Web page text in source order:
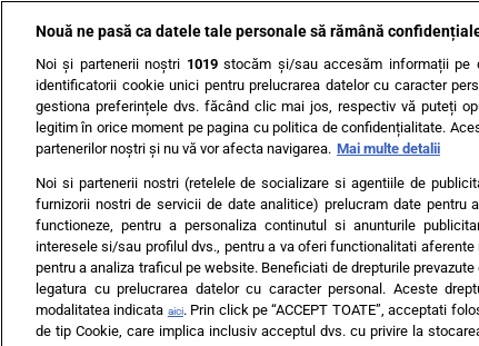
AI UN PONT? Scrie-ne
Echipa editorială
Nouă ne pasă ca datele tale personale să rămână
Noi și partenerii noștri 1019stocăm și/sau accesăm informații pe
identificatorii cookie unici pentru prelucrarea datelor cu caracter
gestiona preferințele dvs. făcând clic mai jos, respectiv vă puteți
legitim în orice moment pe pagina cu politica de confidențialitate.
partenerilor noștri și nu vă vor afecta navigarea. Mai multe detalii
Noi si partenerii nostri (retelele de socializare si agentiile de
furnizorii nostri de servicii de date analitice) prelucram date pentru
functioneze, pentru a personaliza continutul si anunturile
interesele si/sau profilul dvs., pentru a va oferi functionalitati
pentru a analiza traficul pe website. Beneficiati de drepturile prevazute
legatura cu prelucrarea datelor cu caracter personal. Aceste
modalitatea indicata aici. Prin click pe “ACCEPT TOATE”, acceptati
de tip Cookie, care implica inclusiv acceptul dvs. cu privire la